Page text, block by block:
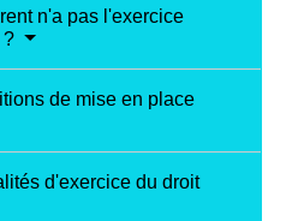
n'a pas l'exercice
?
de mise en place
d'exercice du droit